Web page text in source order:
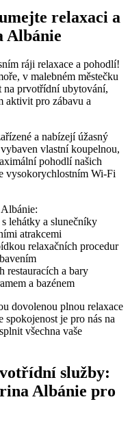
relaxaci ⁢a
Albánie
ráji relaxace a pohodlí!
v malebném městečku
na prvotřídní‌ ubytování,
aktivit‍ pro zábavu a
a nabízejí úžasný​
vlastní ⁣koupelnou,
pohodlí našich
vysokorychlostním Wi-Fi⁢
lehátky ​a slunečníky
atrakcemi
relaxačních procedur
restauracích a ⁣bary
a bazénem
dovolenou plnou relaxace
je pro nás na
všechna vaše
​služby:
Albánie pro